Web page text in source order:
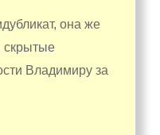
она же
скрытые
Владимиру за